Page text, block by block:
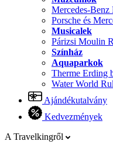
Mercedes-Benz
Porsche és
Musicalek
Párizsi Moulin
Színház
Aquaparkok
Therme Erding
Water World
Ajándékutalvány
Kedvezmények
A Travelkingről